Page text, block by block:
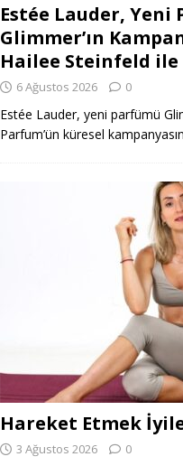
Estée Lauder, Yeni
Glimmer’ın
Hailee Steinfeld ile
6 Ağustos 2026 0
Estée Lauder, yeni parfümü
Parfum’ün küresel
Hareket Etmek
3 Ağustos 2026 0